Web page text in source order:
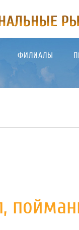
ФИЛИАЛЫ